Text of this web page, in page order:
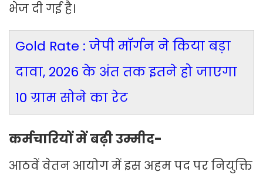
भेज दी गई है।
Gold Rate : जेपी मॉर्गन ने किया बड़ा
दावा, 2026 के अंत तक इतने हो जाएगा
10 ग्राम सोने का रेट
कर्मचारियों में बढ़ी उम्मीद-
आठवें वेतन आयोग में इस अहम पद पर नियुक्ति